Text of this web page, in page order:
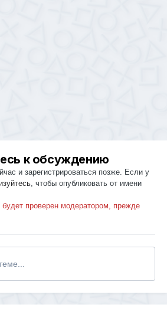
к обсуждению
и зарегистрироваться позже. Если у
, чтобы опубликовать от имени
проверен модератором, прежде